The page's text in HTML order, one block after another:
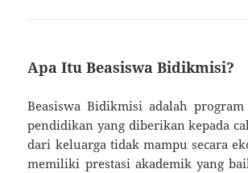
Apa Itu Beasiswa Bidikmisi?
Beasiswa Bidikmisi adalah
pendidikan yang diberikan kepada
dari keluarga tidak mampu secara
memiliki prestasi akademik yang